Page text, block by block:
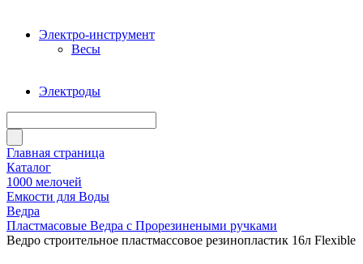
Электро-инструмент
Весы
Электроды
Главная страница
Каталог
1000 мелочей
Емкости для Воды
Ведра
Пластмасовые Ведра с Прорезинеными ручками
Ведро строительное пластмассовое резинопластик 16л Flexible